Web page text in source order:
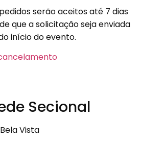
serão aceitos até 7 dias
que a solicitação seja enviada
início do evento.
Secional
Vista